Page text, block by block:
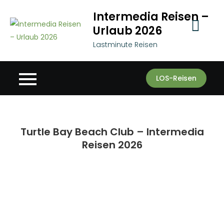
content
Intermedia Reisen –
Urlaub 2026
Lastminute Reisen
LOS-Reisen
Turtle Bay Beach Club – Intermedia
Reisen 2026